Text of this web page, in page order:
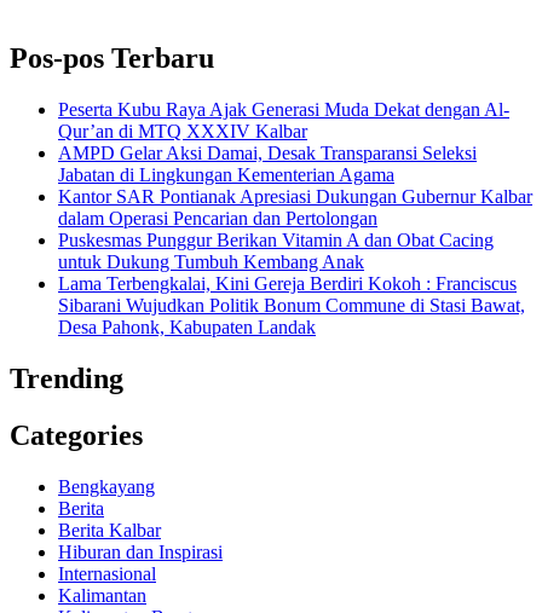
Pos-pos Terbaru
Peserta Kubu Raya Ajak Generasi Muda Dekat dengan Al-
Qur’an di MTQ XXXIV Kalbar
AMPD Gelar Aksi Damai, Desak Transparansi Seleksi
Jabatan di Lingkungan Kementerian Agama
Kantor SAR Pontianak Apresiasi Dukungan Gubernur Kalbar
dalam Operasi Pencarian dan Pertolongan
Puskesmas Punggur Berikan Vitamin A dan Obat Cacing
untuk Dukung Tumbuh Kembang Anak
Lama Terbengkalai, Kini Gereja Berdiri Kokoh : Franciscus
Sibarani Wujudkan Politik Bonum Commune di Stasi Bawat,
Desa Pahonk, Kabupaten Landak
Trending
Categories
Bengkayang
Berita
Berita Kalbar
Hiburan dan Inspirasi
Internasional
Kalimantan